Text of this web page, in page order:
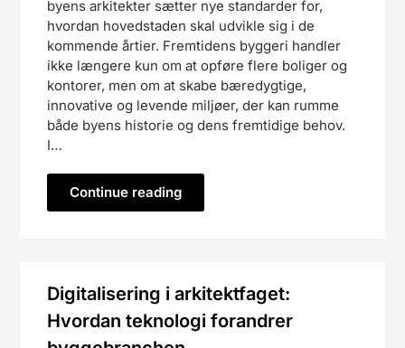
byens arkitekter sætter nye standarder for,
hvordan hovedstaden skal udvikle sig i de
kommende årtier. Fremtidens byggeri handler
ikke længere kun om at opføre flere boliger og
kontorer, men om at skabe bæredygtige,
innovative og levende miljøer, der kan rumme
både byens historie og dens fremtidige behov.
I…
Continue reading
Digitalisering i arkitektfaget:
Hvordan teknologi forandrer